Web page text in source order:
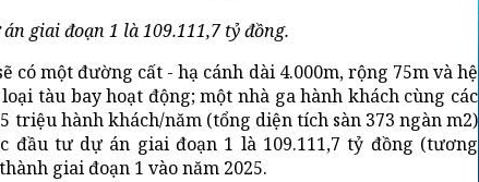
giai đoạn 1 là 109.111,7 tỷ đồng.
có một đường cất - hạ cánh dài 4.000m, rộng 75m và hệ
tàu bay hoạt động; một nhà ga hành khách cùng các
triệu hành khách/năm (tổng diện tích sàn 373 ngàn m2)
đầu tư dự án giai đoạn 1 là 109.111,7 tỷ đồng (tương
giai đoạn 1 vào năm 2025.